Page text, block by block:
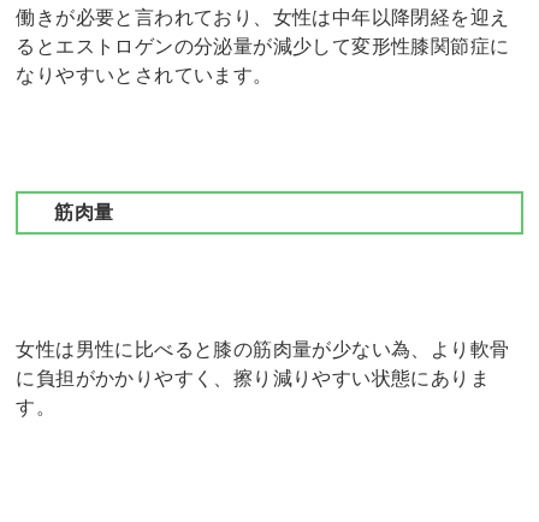
働きが必要と言われており、女性は中年以降閉経を迎え
るとエストロゲンの分泌量が減少して変形性膝関節症に
なりやすいとされています。
筋肉量
女性は男性に比べると膝の筋肉量が少ない為、より軟骨
に負担がかかりやすく、擦り減りやすい状態にありま
す。